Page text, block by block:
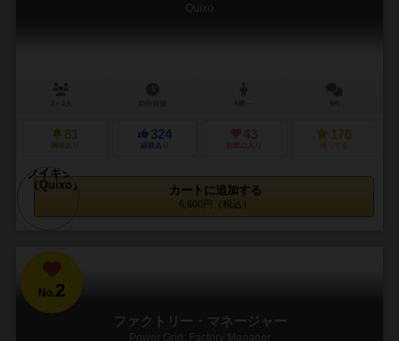
Quixo
81
興味あり
324
経験あり
43
お気に入り
176
持ってる
カートに追加する
6,600円（税込）
No.2
ファクトリー・マネージャー
Power Grid: Factory Manager